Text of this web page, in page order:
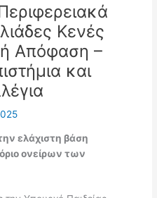
Κενές
Απόφαση –
και
ελάχιστη βάση
ονείρων των